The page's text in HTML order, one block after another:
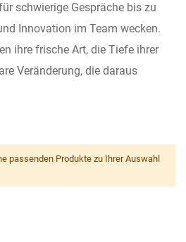
schwierige Gespräche bis zu
Innovation im Team wecken.
ihre frische Art, die Tiefe ihrer
Veränderung, die daraus
passenden Produkte zu Ihrer Auswahl